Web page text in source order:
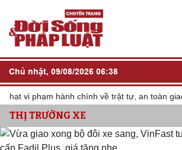
Chủ nhật, 09/08/2026 06:38
vi phạm hành chính về trật tự, an toàn giao
THỊ TRƯỜNG XE